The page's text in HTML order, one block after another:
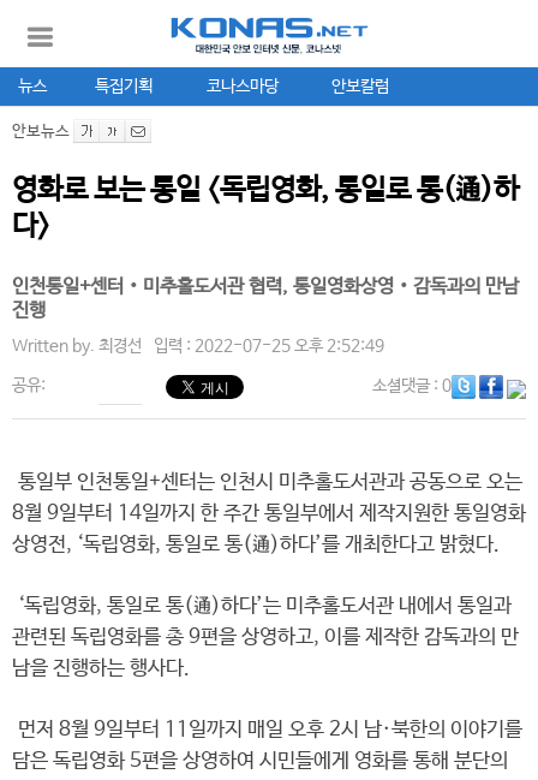
뉴스 특집기획 코나스마당 안보칼럼
안보뉴스
영화로 보는 통일 <독립영화, 통일로 통(通)하
다>
인천통일+센터‧미추홀도서관 협력, 통일영화상영‧감독과의 만남
진행
Written by. 최경선 입력 : 2022-07-25 오후 2:52:49
공유: 소셜댓글: 0
통일부 인천통일+센터는 인천시 미추홀도서관과 공동으로 오는
8월 9일부터 14일까지 한 주간 통일부에서 제작지원한 통일영화
상영전, ‘독립영화, 통일로 통(通)하다’를 개최한다고 밝혔다.
‘독립영화, 통일로 통(通)하다’는 미추홀도서관 내에서 통일과
관련된 독립영화를 총 9편을 상영하고, 이를 제작한 감독과의 만
남을 진행하는 행사다.
먼저 8월 9일부터 11일까지 매일 오후 2시 남·북한의 이야기를
담은 독립영화 5편을 상영하여 시민들에게 영화를 통해 분단의